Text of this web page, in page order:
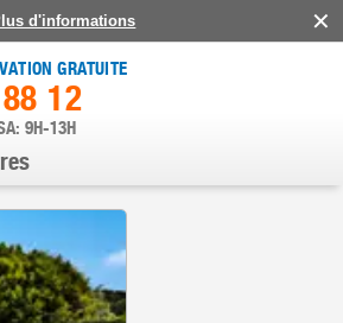
d'informations
GRATUITE
12
9H-13H